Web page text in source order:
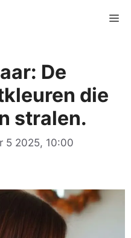
De
die
stralen.
5 2025, 10:00